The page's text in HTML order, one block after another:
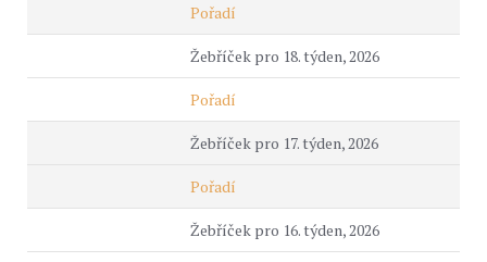
Pořadí
Žebříček pro 18. týden, 2026
Pořadí
Žebříček pro 17. týden, 2026
Pořadí
Žebříček pro 16. týden, 2026